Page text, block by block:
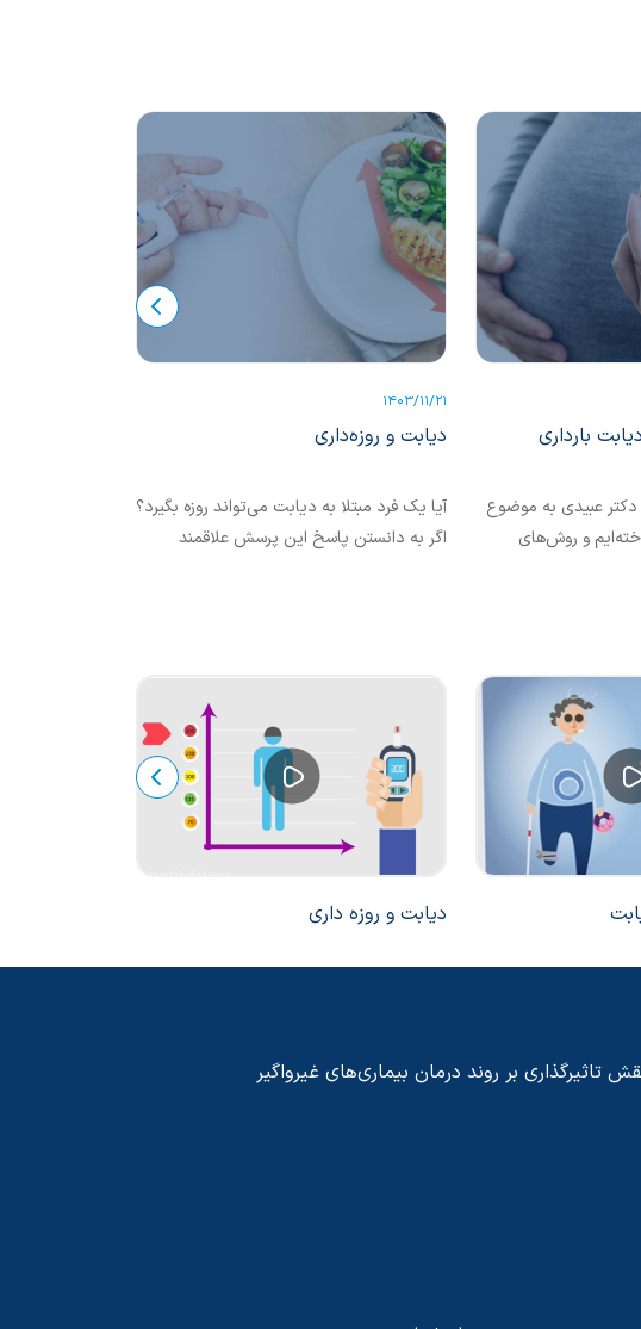
بارداری
دکتر عبیدی به موضوع
و روش‌های
1403/11/21
دیابت و روزه‌داری
آیا یک فرد مبتلا به دیابت می‌تواند روزه بگیرد؟
اگر به دانستن پاسخ این پرسش علاقمند
دیابت و روزه داری
تاثیرگذاری بر روند درمان بیماری‌های غیرواگیر